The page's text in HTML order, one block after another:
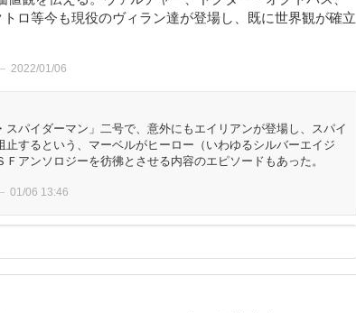
ロ等今も現役のヴィラン達が登場し、既に世界観が確立
2022/01/06
スパイダーマン」二号で、意外にもエイリアンが登場し、スパイ
止するという、マーベルがヒーロー（いわゆるシルバーエイジ
アンソロジーを彷彿とさせる内容のエピソードもあった。
01/06 13:46